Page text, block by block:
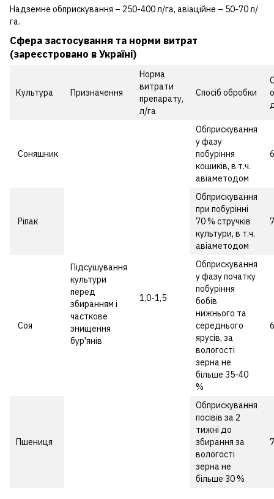
Надземне обприскування – 250-400 л/га, авіаційне – 50-70 л/
га.
Cфера застосування та норми витрат
(зареєстровано в Україні)
Культура Призначення
Норма
витрати
препарату,
л/га
Спосіб обробки
Соняшник
Підсушування
культури
перед
збиранням і
часткове
знищення
бур'янів
1,0-1,5
Обприскування
у фазу
побуріння
кошиків, в т.ч.
авіаметодом
6
Ріпак
Обприскування
при побурінні
70 % стручків
культури, в т.ч.
авіаметодом
7
Соя
Обприскування
у фазу початку
побуріння
бобів
нижнього та
середнього
ярусів, за
вологості
зерна не
більше 35-40
%
6
Пшениця
Обприскування
посівів за 2
тижні до
збирання за
вологості
зерна не
більше 30 %
7